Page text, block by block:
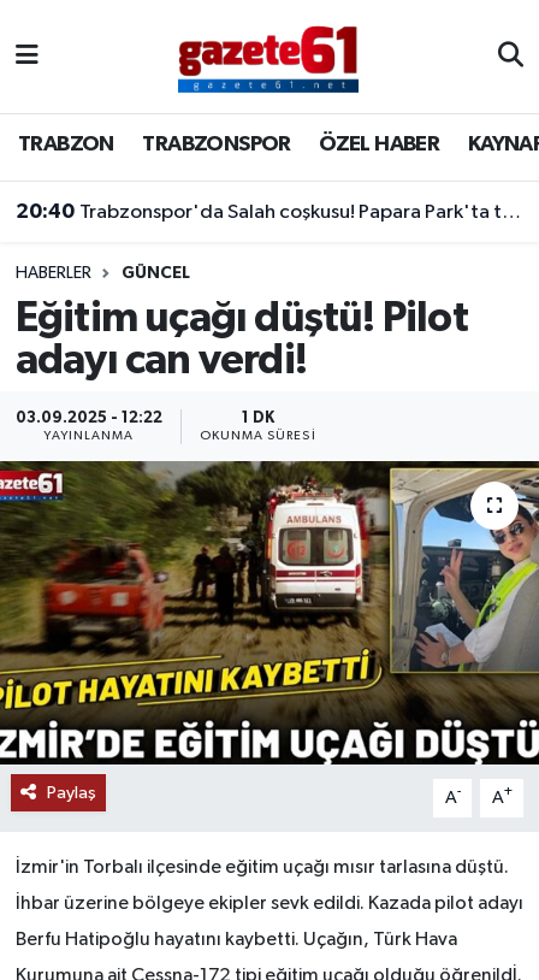
TRABZON TRABZONSPOR ÖZEL HABER
20:40 Trabzonspor'da Salah coşkusu! Papara Park'ta tarihi imza töreni
HABERLER GÜNCEL
Eğitim uçağı düştü! Pilot
adayı can verdi!
03.09.2025 - 12:22
YAYINLANMA
1 DK
OKUNMA SÜRESI
Paylaş A- A+
İzmir'in Torbalı ilçesinde eğitim uçağı mısır tarlasına düştü.
İhbar üzerine bölgeye ekipler sevk edildi. Kazada pilot adayı
Berfu Hatipoğlu hayatını kaybetti. Uçağın, Türk Hava
Kurumuna ait Cessna-172 tipi eğitim uçağı olduğu öğrenildİ.
TRABZONSPOR
ÖZEL HABER
KAYNAR KAZAN
SİYASET
Trabzon Nöbetçi Eczaneler
Trabzon Hava Durumu
Trabzon Namaz Vakitleri
Trabzon Trafik Yoğunluk Haritası
Süper Lig Puan Durumu ve Fikstür
Son Dakika Haberleri
Haber Arşivi